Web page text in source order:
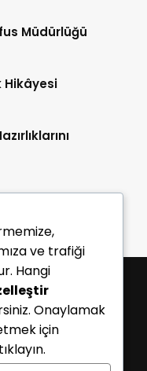
Müdürlüğü
Hikâyesi
ve trafiği
Hangi
Onaylamak
için